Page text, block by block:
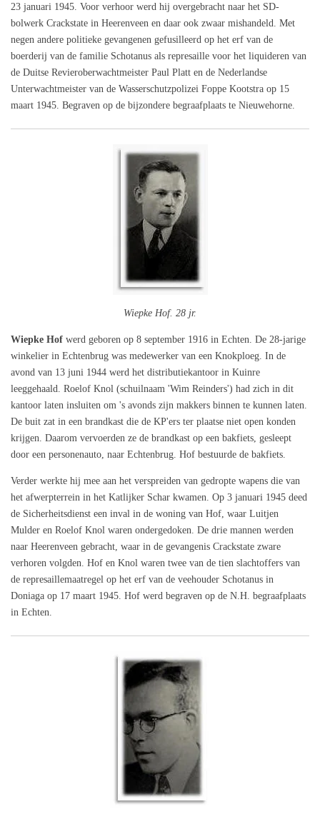
23 januari 1945. Voor verhoor werd hij overgebracht naar het SD-
bolwerk Crackstate in Heerenveen en daar ook zwaar mishandeld. Met
negen andere politieke gevangenen gefusilleerd op het erf van de
boerderij van de familie Schotanus als represaille voor het liquideren van
de Duitse Revieroberwachtmeister Paul Platt en de Nederlandse
Unterwachtmeister van de Wasserschutzpolizei Foppe Kootstra op 15
maart 1945. Begraven op de bijzondere begraafplaats te Nieuwehorne.
Wiepke Hof. 28 jr.
Wiepke Hof werd geboren op 8 september 1916 in Echten. De 28-jarige
winkelier in Echtenbrug was medewerker van een Knokploeg. In de
avond van 13 juni 1944 werd het distributiekantoor in Kuinre
leeggehaald. Roelof Knol (schuilnaam 'Wim Reinders') had zich in dit
kantoor laten insluiten om 's avonds zijn makkers binnen te kunnen laten.
De buit zat in een brandkast die de KP'ers ter plaatse niet open konden
krijgen. Daarom vervoerden ze de brandkast op een bakfiets, gesleept
door een personenauto, naar Echtenbrug. Hof bestuurde de bakfiets.
Verder werkte hij mee aan het verspreiden van gedropte wapens die van
het afwerpterrein in het Katlijker Schar kwamen. Op 3 januari 1945 deed
de Sicherheitsdienst een inval in de woning van Hof, waar Luitjen
Mulder en Roelof Knol waren ondergedoken. De drie mannen werden
naar Heerenveen gebracht, waar in de gevangenis Crackstate zware
verhoren volgden. Hof en Knol waren twee van de tien slachtoffers van
de represaillemaatregel op het erf van de veehouder Schotanus in
Doniaga op 17 maart 1945. Hof werd begraven op de N.H. begraafplaats
in Echten.